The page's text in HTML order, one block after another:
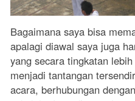
Bagaimana saya bisa
apalagi diawal saya juga
yang secara tingkatan
menjadi tantangan
acara, berhubungan